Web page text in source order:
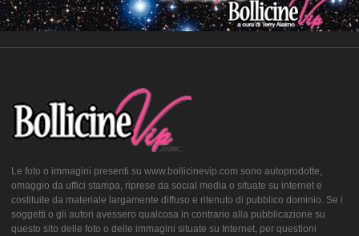
Le foto o immagini presenti su www.bollicinevip.com sono autoprodotte,
omaggio da uffici stampa, riprese da social media o situate su internet e
costituite da materiale largamente diffuso e ritenuto di pubblico dominio. Se i
soggetti o gli autori avessero qualcosa in contrario alla pubblicazione su
questo sito delle foto o delle immagini situate su Internet, per questioni